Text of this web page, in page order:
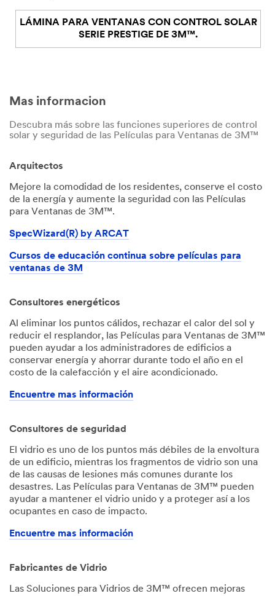
LÁMINA PARA VENTANAS CON CONTROL SOLAR
SERIE PRESTIGE DE 3M™.
Mas informacion
Descubra más sobre las funciones superiores de control
solar y seguridad de las Películas para Ventanas de 3M™
Arquitectos
Mejore la comodidad de los residentes, conserve el costo
de la energía y aumente la seguridad con las Películas
para Ventanas de 3M™.
SpecWizard(R) by ARCAT
Cursos de educación continua sobre películas para
ventanas de 3M
Consultores energéticos
Al eliminar los puntos cálidos, rechazar el calor del sol y
reducir el resplandor, las Películas para Ventanas de 3M™
pueden ayudar a los administradores de edificios a
conservar energía y ahorrar durante todo el año en el
costo de la calefacción y el aire acondicionado.
Encuentre mas información
Consultores de seguridad
El vidrio es uno de los puntos más débiles de la envoltura
de un edificio, mientras los fragmentos de vidrio son una
de las causas de lesiones más comunes durante los
desastres. Las Películas para Ventanas de 3M™ pueden
ayudar a mantener el vidrio unido y a proteger así a los
ocupantes en caso de impacto.
Encuentre mas información
Fabricantes de Vidrio
Las Soluciones para Vidrios de 3M™ ofrecen mejoras